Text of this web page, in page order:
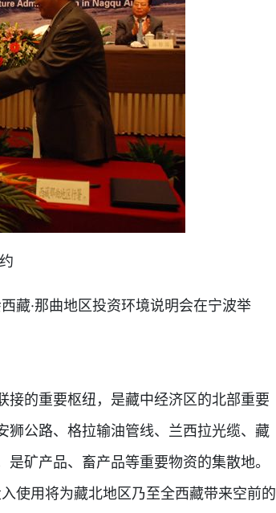
·那曲地区投资环境说明会在宁波举
的重要枢纽，是藏中经济区的北部重要
狮公路、格拉输油管线、兰西拉光缆、藏
矿产品、畜产品等重要物资的集散地。
使用将为藏北地区乃至全西藏带来空前的